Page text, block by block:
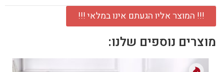
!!! המוצר אליו הגעתם אינו במלאי !!!
מוצרים נוספים שלנו: